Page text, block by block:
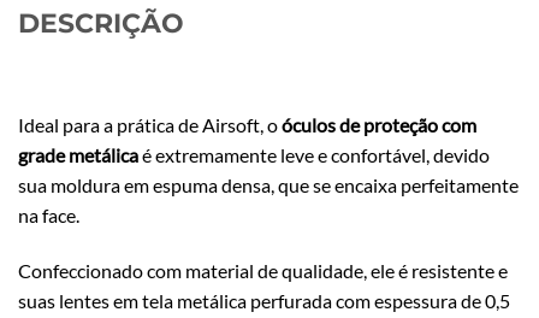
DESCRIÇÃO
Ideal para a prática de Airsoft, oóculos de proteção com
grade metálicaé extremamente leve e confortável, devido
sua moldura em espuma densa, que se encaixa perfeitamente
na face.
Confeccionado com material de qualidade, ele é resistente e
suas lentes em tela metálica perfurada com espessura de 0,5